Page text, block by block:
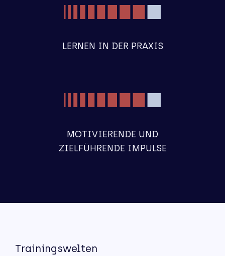
LERNEN IN DER PRAXIS
MOTIVIERENDE UND
ZIELFÜHRENDE IMPULSE
Trainingswelten